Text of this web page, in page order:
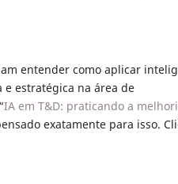
entender como aplicar
estratégica na área de
IA em T&D: praticando a
exatamente para isso.